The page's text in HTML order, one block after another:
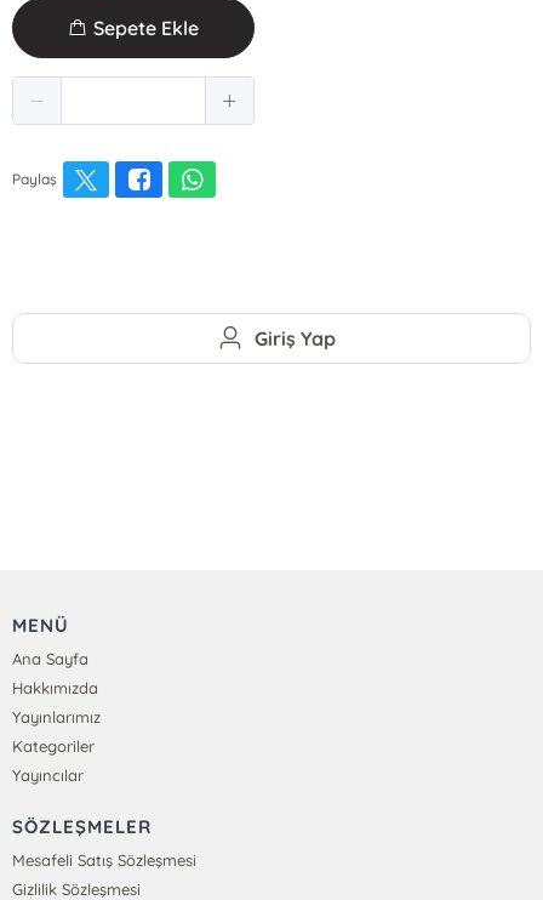
Sepete Ekle
Paylaş
Giriş Yap
MENÜ
Ana Sayfa
Hakkımızda
Yayınlarımız
Kategoriler
Yayıncılar
SÖZLEŞMELER
Mesafeli Satış Sözleşmesi
Gizlilik Sözleşmesi